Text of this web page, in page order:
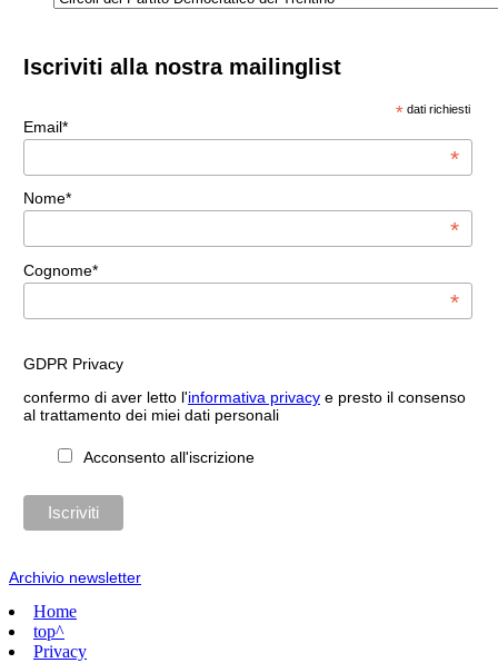
Iscriviti alla nostra mailinglist
* dati richiesti
Email*
*
Nome*
*
Cognome*
*
GDPR Privacy
confermo di aver letto l'informativa privacye presto il consenso
al trattamento dei miei dati personali
Acconsento all'iscrizione
Archivio newsletter
Home
top^
Privacy